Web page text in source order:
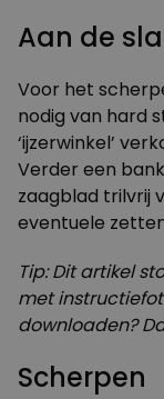
Aan de
Voor het
nodig van hard
‘ijzerwinkel’
Verder een
zaagblad trilvrij
eventuele
Tip: Dit artikel
met
downloaden?
Scherpen